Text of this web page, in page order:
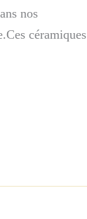
nos
céramiques